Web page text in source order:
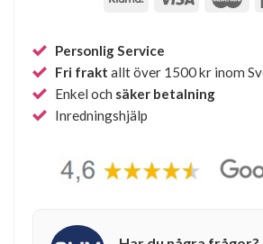
Personlig Service
Fri frakt allt över 1500 kr inom
Enkel och säker betalning
Inredningshjälp